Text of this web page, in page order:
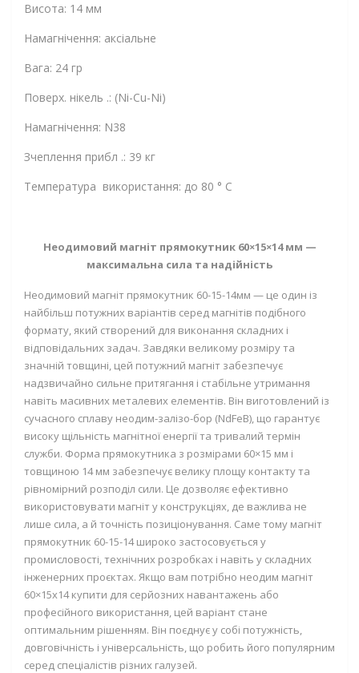
Висота: 14 мм
Намагнічення: аксіальне
Вага: 24 гр
Поверх. нікель .: (Ni-Cu-Ni)
Намагнічення: N38
Зчеплення прибл .: 39 кг
Температура використання: до 80 ° C
Неодимовий магніт прямокутник 60×15×14 мм —
максимальна сила та надійність
Неодимовий магніт прямокутник 60-15-14мм — це один із
найбільш потужних варіантів серед магнітів подібного
формату, який створений для виконання складних і
відповідальних задач. Завдяки великому розміру та
значній товщині, цей потужний магніт забезпечує
надзвичайно сильне притягання і стабільне утримання
навіть масивних металевих елементів. Він виготовлений із
сучасного сплаву неодим-залізо-бор (NdFeB), що гарантує
високу щільність магнітної енергії та тривалий термін
служби. Форма прямокутника з розмірами 60×15 мм і
товщиною 14 мм забезпечує велику площу контакту та
рівномірний розподіл сили. Це дозволяє ефективно
використовувати магніт у конструкціях, де важлива не
лише сила, а й точність позиціонування. Саме тому магніт
прямокутник 60-15-14 широко застосовується у
промисловості, технічних розробках і навіть у складних
інженерних проєктах. Якщо вам потрібно неодим магніт
60×15х14 купити для серйозних навантажень або
професійного використання, цей варіант стане
оптимальним рішенням. Він поєднує у собі потужність,
довговічність і універсальність, що робить його популярним
серед спеціалістів різних галузей.